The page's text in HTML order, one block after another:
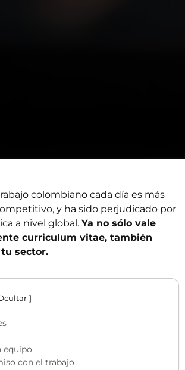
colombiano cada día es más
y ha sido perjudicado por
a nivel global. Ya no sólo vale
curriculum vitae, también
sector.
equipo
con el trabajo